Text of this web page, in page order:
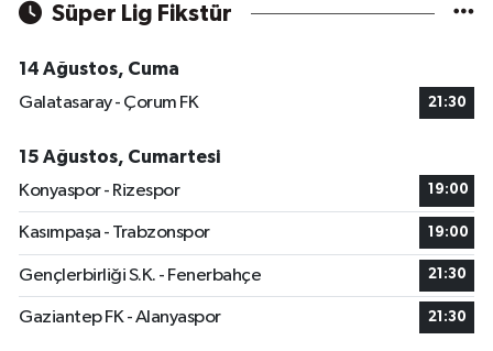
Süper Lig Fikstür
14 Ağustos, Cuma
Galatasaray - Çorum FK
21:30
15 Ağustos, Cumartesi
Konyaspor - Rizespor
19:00
Kasımpaşa - Trabzonspor 19:00
Gençlerbirliği S.K. - Fenerbahçe 21:30
Gaziantep FK - Alanyaspor 21:30